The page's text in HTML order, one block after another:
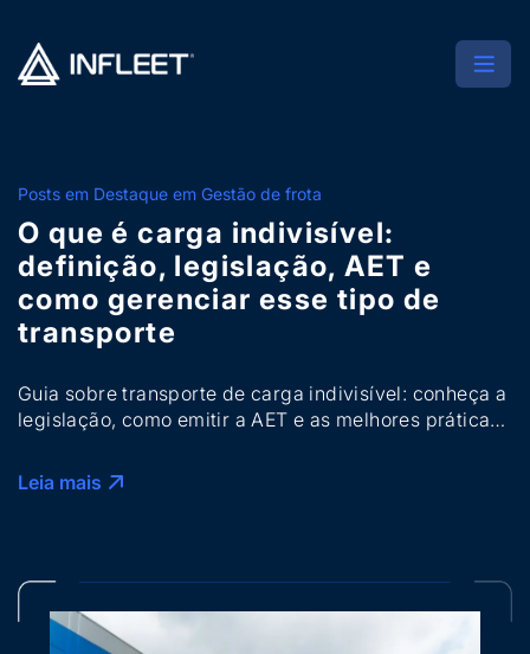
Posts em Destaque em Gestão de frota
O que é carga indivisível:
definição, legislação, AET e
como gerenciar esse tipo de
transporte
Guia sobre transporte de carga indivisível: conheça a
legislação, como emitir a AET e as melhores práticas
Leia mais